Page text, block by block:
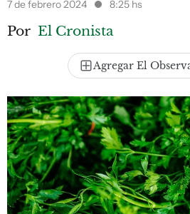
7 de febrero 2024
8:25 hs
Por El Cronista
Agregar El